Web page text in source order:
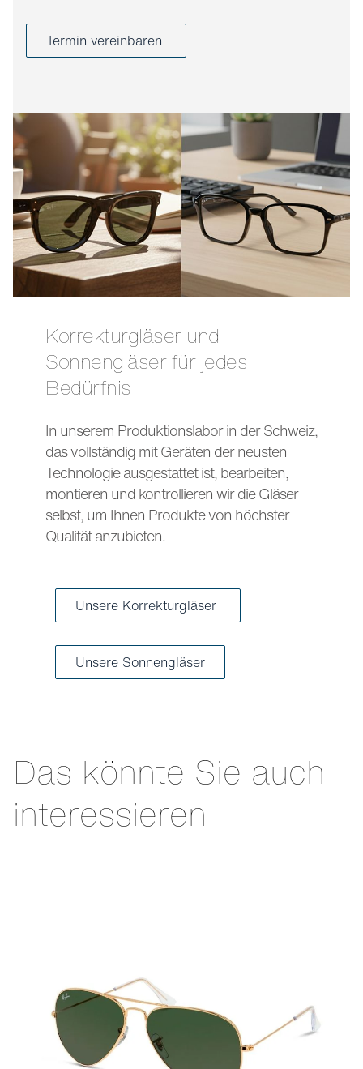
Termin vereinbaren
Korrekturgläser und
Sonnengläser für jedes
Bedürfnis
In unserem Produktionslabor in der Schweiz,
das vollständig mit Geräten der neusten
Technologie ausgestattet ist, bearbeiten,
montieren und kontrollieren wir die Gläser
selbst, um Ihnen Produkte von höchster
Qualität anzubieten.
Unsere Korrekturgläser
Unsere Sonnengläser
Das könnte Sie auch
interessieren